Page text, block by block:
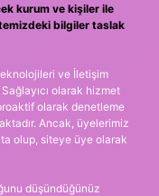
kurum ve kişiler ile
bilgiler taslak
ve İletişim
olarak hizmet
olarak denetleme
Ancak, üyelerimiz
olup, siteye üye olarak
düşündüğünüz